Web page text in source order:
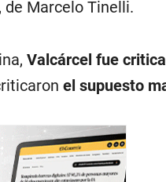
de Marcelo Tinelli.
Valcárcel fue
el supuesto